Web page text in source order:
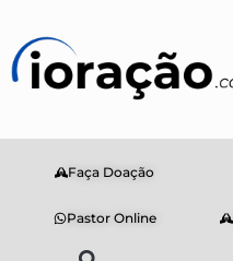
Faça Doação
Pastor Online